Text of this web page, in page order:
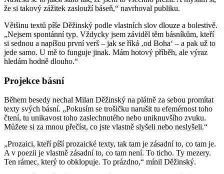
že si takový zážitek zaslouží báseň,“ navrhoval publiku.
Většinu textů píše Děžinský podle vlastních slov dlouze a bolestivě.
„Nejsem spontánní typ. Vždycky jsem záviděl těm básníkům, kteří
si sednou a napíšou první verš – jak se říká ‚od Boha‘ – a pak už to
jede samo. U mě to funguje jinak. Mám hotový příběh, ale výraz
hledám hodně dlouho.“
Projekce básní
Během besedy nechal Milan Děžinský na plátně za sebou promítat
texty svých básní. „Pokusím se trošičku narušit tu efemérnost toho
čtení, tu unikavost toho zaslechnutého nebo uniknuvšího zvuku.
Můžete si za mnou přečíst, co jste vlastně slyšeli nebo neslyšeli.“
„Prozaici, kteří píší prozaické texty, tak tam je zásadní to, co tam je.
A v poezii je vlastně zásadní to, co tam není. To ticho. Ty mezery.
Ten rámec, který to obklopuje. To prázdno,“ mínil Děžinský.